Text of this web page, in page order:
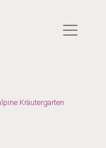
Kräutergarten